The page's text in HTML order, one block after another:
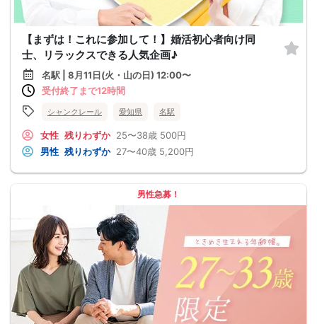
【まずは！これに参加して！】婚活初心者向け同
士、リラックスできる人気企画♪
名駅 | 8月11日(火・山の日) 12:00〜
受付終了まで12時間
シャンクレール 愛知県 名駅
女性 残りわずか 25〜38歳 500円
男性 残りわずか 27〜40歳 5,200円
男性急募！